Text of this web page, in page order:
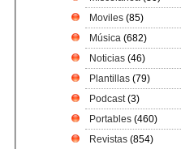
Moviles (85)
Música (682)
Noticias (46)
Plantillas (79)
Podcast(3)
Portables (460)
Revistas (854)